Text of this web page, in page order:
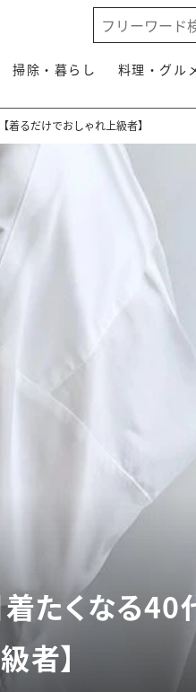
掃除・暮らし 料理・グル
るだけでおしゃれ上級者】
着たくなる
者】